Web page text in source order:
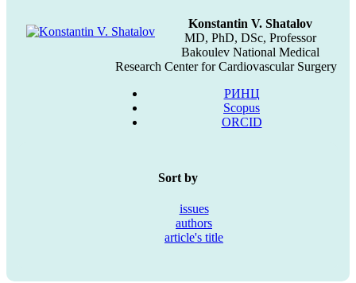
Konstantin V. Shatalov
MD, PhD, DSc, Professor
Bakoulev National Medical
Research Center for Cardiovascular Surgery
РИНЦ
Scopus
ORCID
Sort by
issues
authors
article's title